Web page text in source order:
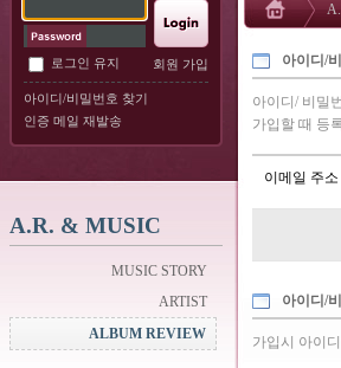
로그인 유지 회원 가입
아이디/비밀번호 찾기
인증 메일 재발송
A.R. & MUSIC
MUSIC STORY
ARTIST
ALBUM REVIEW
아이디/
아이디/ 비밀
가입할 때 등
이메일 주소
아이디/
가입시 아이